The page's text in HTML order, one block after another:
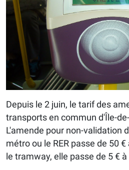
Depuis le 2 juin, le tarif des
transports en commun d'Île-
L'amende pour non-validation
métro ou le RER passe de 50
le tramway, elle passe de 5 € à